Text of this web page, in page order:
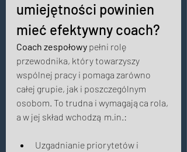
umiejętności powinien
mieć efektywny coach?
Coach zespołowy pełni rolę
przewodnika, który towarzyszy
wspólnej pracy i pomaga zarówno
całej grupie, jak i poszczególnym
osobom. To trudna i wymagająca rola,
a w jej skład wchodzą m.in.:
Uzgadnianie priorytetów i